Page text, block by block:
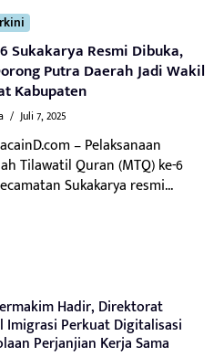
Sukakarya Resmi Dibuka,
Putra Daerah Jadi Wakil
Kabupaten
/ Juli 7, 2025
– Pelaksanaan
Tilawatil Quran (MTQ) ke-6
Sukakarya resmi...
Hadir, Direktorat
Imigrasi Perkuat Digitalisasi
Perjanjian Kerja Sama